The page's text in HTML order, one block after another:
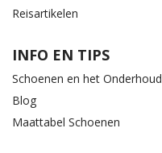
Reisartikelen
INFO EN TIPS
Schoenen en het Onderhoud
Blog
Maattabel Schoenen